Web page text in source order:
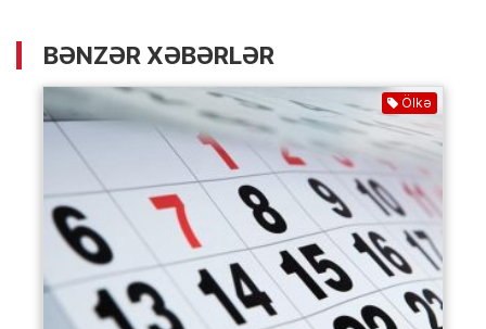
BƏNZƏR XƏBƏRLƏR
Ölkə